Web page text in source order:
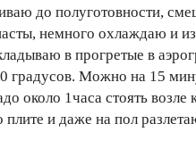
до полуготовности,
немного охлаждаю и
в прогретые в
градусов. Можно на 15
около 1часа стоять
плите и даже на пол